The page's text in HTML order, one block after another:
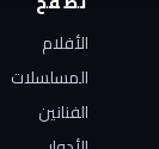
الأفلام
المسلسلات
الفنانين